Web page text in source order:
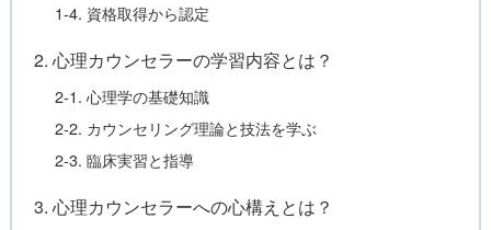
1-4. 資格取得から認定
2. 心理カウンセラーの学習内容とは？
2-1. 心理学の基礎知識
2-2. カウンセリング理論と技法を学ぶ
2-3. 臨床実習と指導
3. 心理カウンセラーへの心構えとは？